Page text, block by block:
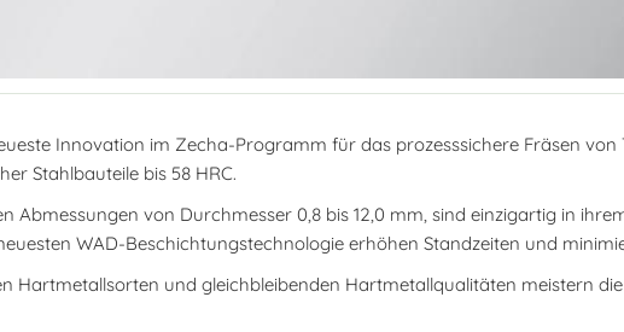
Innovation im Zecha-Programm für das prozesssichere Fräsen
Stahlbauteile bis 58 HRC.
Abmessungen von Durchmesser 0,8 bis 12,0 mm, sind einzigartig in
WAD-Beschichtungstechnologie erhöhen Standzeiten und
Hartmetallsorten und gleichbleibenden Hartmetallqualitäten meistern